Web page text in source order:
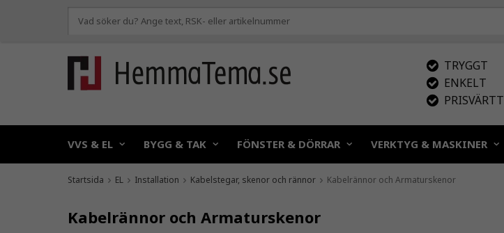
TRYGGT
ENKELT
PRISVÄRTT
VVS & EL BYGG & TAK FÖNSTER & DÖRRAR VERKTYG & MASKINER
Startsida EL Installation Kabelstegar, skenor och rännor Kabelrännor och Armaturskenor
Kabelrännor och Armaturskenor